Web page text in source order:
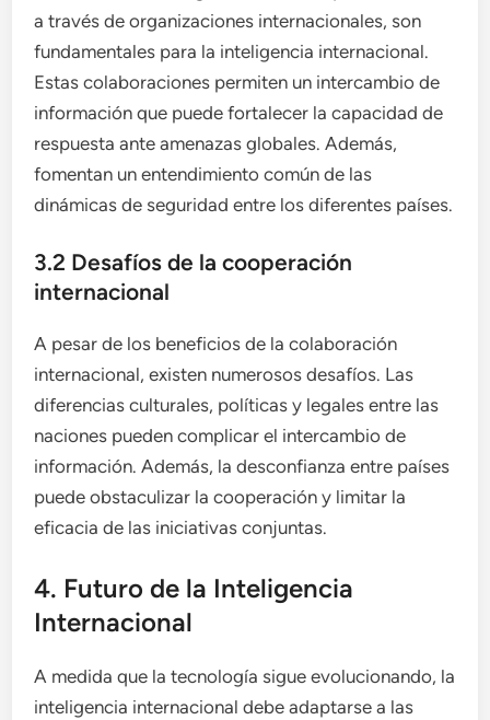
a través de organizaciones internacionales, son
fundamentales para la inteligencia internacional.
Estas colaboraciones permiten un intercambio de
información que puede fortalecer la capacidad de
respuesta ante amenazas globales. Además,
fomentan un entendimiento común de las
dinámicas de seguridad entre los diferentes países.
3.2 Desafíos de la cooperación
internacional
A pesar de los beneficios de la colaboración
internacional, existen numerosos desafíos. Las
diferencias culturales, políticas y legales entre las
naciones pueden complicar el intercambio de
información. Además, la desconfianza entre países
puede obstaculizar la cooperación y limitar la
eficacia de las iniciativas conjuntas.
4. Futuro de la Inteligencia
Internacional
A medida que la tecnología sigue evolucionando, la
inteligencia internacional debe adaptarse a las